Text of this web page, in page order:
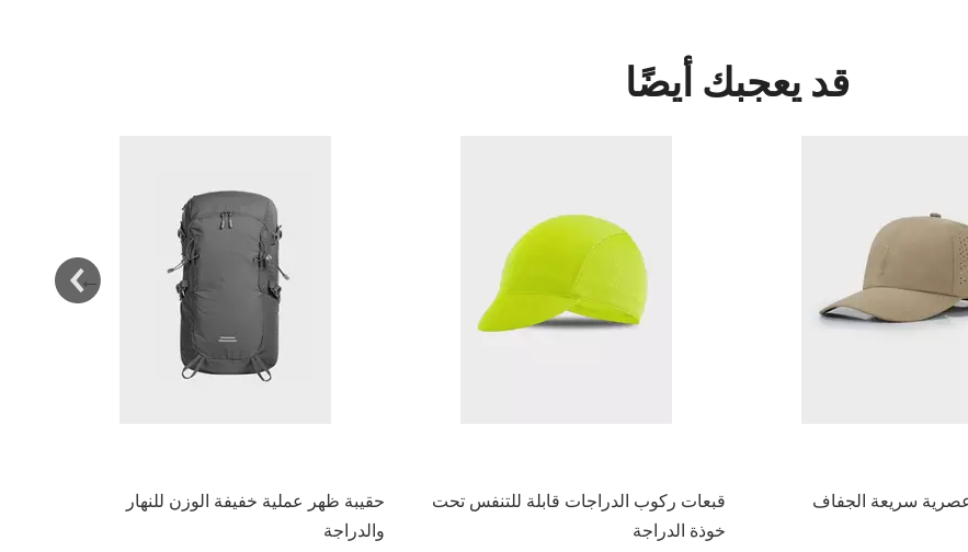
قد يعجبك أيضًا
حقيبة ظهر عملية خفيفة الوزن للنهار
والدراجة
قبعات ركوب الدراجات قابلة للتنفس تحت
خوذة الدراجة
سريعة الجفاف